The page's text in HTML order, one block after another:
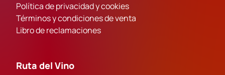
Política de privacidad y cookies
Términos y condiciones de venta
Libro de reclamaciones
Ruta del Vino